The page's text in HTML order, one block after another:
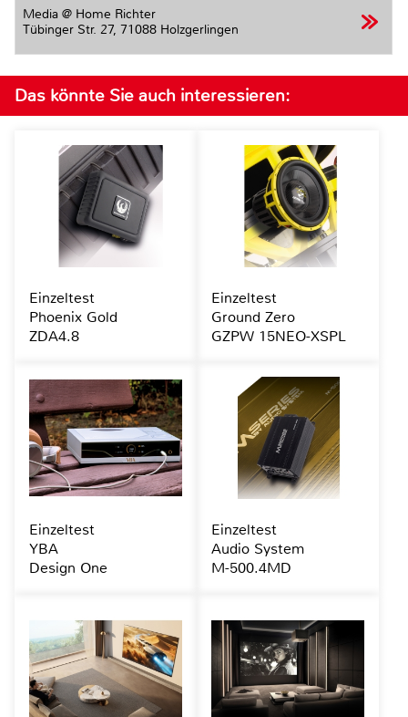
Media @ Home Richter
Tübinger Str. 27, 71088 Holzgerlingen
Das könnte Sie auch interessieren:
Einzeltest
Phoenix Gold
ZDA4.8
Einzeltest
Ground Zero
GZPW 15NEO-XSPL
Einzeltest
YBA
Design One
Einzeltest
Audio System
M-500.4MD